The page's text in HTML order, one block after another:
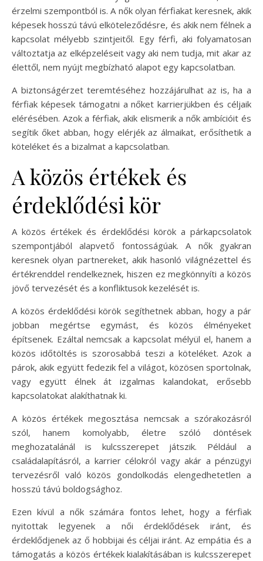
érzelmi szempontból is. A nők olyan férfiakat keresnek, akik
képesek hosszú távú elköteleződésre, és akik nem félnek a
kapcsolat mélyebb szintjeitől. Egy férfi, aki folyamatosan
változtatja az elképzeléseit vagy aki nem tudja, mit akar az
élettől, nem nyújt megbízható alapot egy kapcsolatban.
A biztonságérzet teremtéséhez hozzájárulhat az is, ha a
férfiak képesek támogatni a nőket karrierjükben és céljaik
elérésében. Azok a férfiak, akik elismerik a nők ambícióit és
segítik őket abban, hogy elérjék az álmaikat, erősíthetik a
köteléket és a bizalmat a kapcsolatban.
A közös értékek és
érdeklődési kör
A közös értékek és érdeklődési körök a párkapcsolatok
szempontjából alapvető fontosságúak. A nők gyakran
keresnek olyan partnereket, akik hasonló világnézettel és
értékrenddel rendelkeznek, hiszen ez megkönnyíti a közös
jövő tervezését és a konfliktusok kezelését is.
A közös érdeklődési körök segíthetnek abban, hogy a pár
jobban megértse egymást, és közös élményeket
építsenek. Ezáltal nemcsak a kapcsolat mélyül el, hanem a
közös időtöltés is szorosabbá teszi a köteléket. Azok a
párok, akik együtt fedezik fel a világot, közösen sportolnak,
vagy együtt élnek át izgalmas kalandokat, erősebb
kapcsolatokat alakíthatnak ki.
A közös értékek megosztása nemcsak a szórakozásról
szól, hanem komolyabb, életre szóló döntések
meghozatalánál is kulcsszerepet játszik. Például a
családalapításról, a karrier célokról vagy akár a pénzügyi
tervezésről való közös gondolkodás elengedhetetlen a
hosszú távú boldogsághoz.
Ezen kívül a nők számára fontos lehet, hogy a férfiak
nyitottak legyenek a női érdeklődések iránt, és
érdeklődjenek az ő hobbijai és céljai iránt. Az empátia és a
támogatás a közös értékek kialakításában is kulcsszerepet